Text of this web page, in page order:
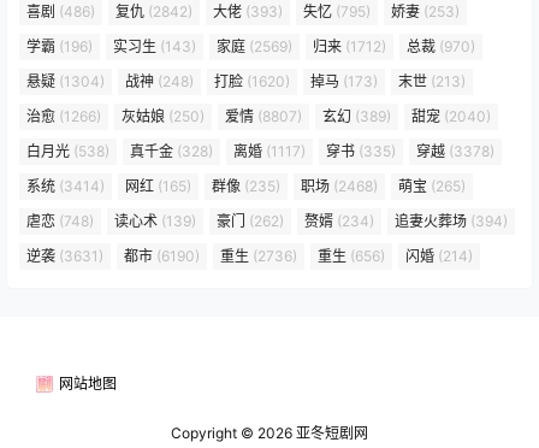
喜剧 (486) 复仇 (2842) 大佬 (393) 失忆 (795) 娇妻 (253)
学霸 (196) 实习生 (143) 家庭 (2569) 归来 (1712) 总裁 (970)
悬疑 (1304) 战神 (248) 打脸 (1620) 掉马 (173) 末世 (213)
治愈 (1266) 灰姑娘 (250) 爱情 (8807) 玄幻 (389) 甜宠 (2040)
白月光 (538) 真千金 (328) 离婚 (1117) 穿书 (335) 穿越 (3378)
系统 (3414) 网红 (165) 群像 (235) 职场 (2468) 萌宝 (265)
虐恋 (748) 读心术 (139) 豪门 (262) 赘婿 (234) 追妻火葬场 (394)
逆袭 (3631) 都市 (6190) 重生 (2736) 重生 (656) 闪婚 (214)
网站地图
Copyright © 2026 亚冬短剧网